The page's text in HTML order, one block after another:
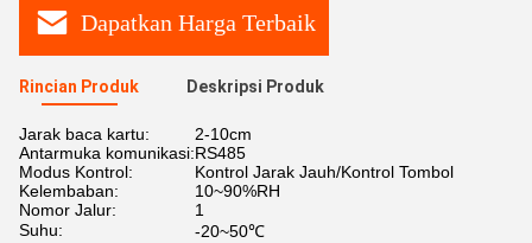
Dapatkan Harga Terbaik
Rincian Produk Deskripsi Produk
Jarak baca kartu:
2-10cm
Antarmuka komunikasi:RS485
Modus Kontrol:
Kontrol Jarak Jauh/Kontrol Tombol
Kelembaban:
10~90%RH
Nomor Jalur:
1
Suhu:
-20~50℃